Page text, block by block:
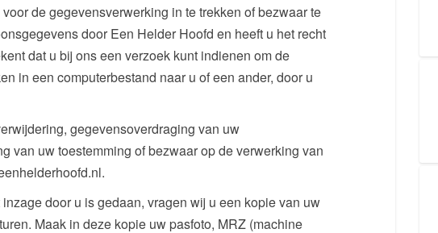
de gegevensverwerking in te trekken of bezwaar te
door Een Helder Hoofd en heeft u het recht
dat u bij ons een verzoek kunt indienen om de
in een computerbestand naar u of een ander, door u
gegevensoverdraging van uw
van uw toestemming of bezwaar op de verwerking van
door u is gedaan, vragen wij u een kopie van uw
Maak in deze kopie uw pasfoto, MRZ (machine